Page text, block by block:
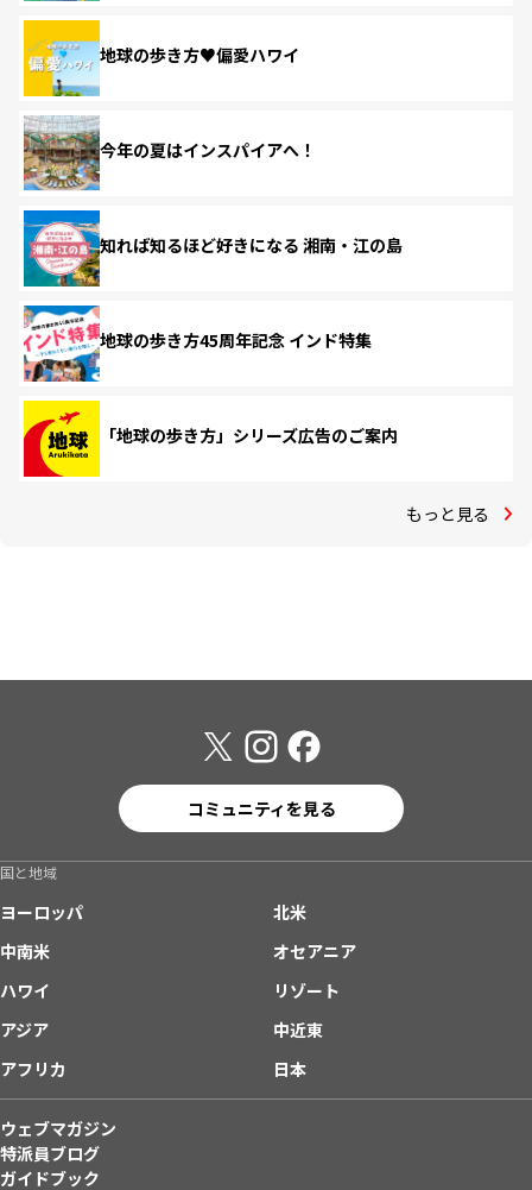
地球の歩き方♥偏愛ハワイ
今年の夏はインスパイアへ！
知れば知るほど好きになる 湘南・江の島
地球の歩き方45周年記念 インド特集
「地球の歩き方」シリーズ広告のご案内
もっと見る
コミュニティを見る
国と地域
ヨーロッパ
北米
中南米
オセアニア
ハワイ
リゾート
アジア
中近東
アフリカ
日本
ウェブマガジン
特派員ブログ
ガイドブック